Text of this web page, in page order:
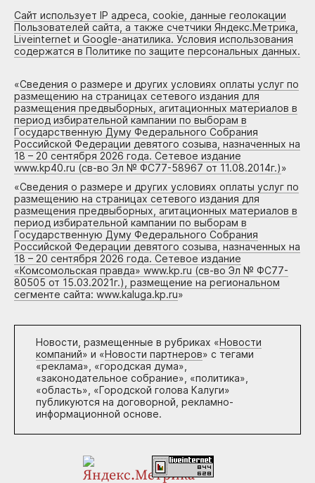
Сайт использует IP адреса, cookie, данные геолокации
Пользователей сайта, а также счетчики Яндекс.Метрика,
Liveinternet и Google-анатилика. Условия использования
содержатся в Политике по защите персональных данных.
«Сведения о размере и других условиях оплаты услуг по
размещению на страницах сетевого издания для
размещения предвыборных, агитационных материалов в
период избирательной кампании по выборам в
Государственную Думу Федерального Собрания
Российской Федерации девятого созыва, назначенных на
18 – 20 сентября 2026 года. Сетевое издание
www.kp40.ru (св-во Эл № ФС77-58967 от 11.08.2014г.)»
«Сведения о размере и других условиях оплаты услуг по
размещению на страницах сетевого издания для
размещения предвыборных, агитационных материалов в
период избирательной кампании по выборам в
Государственную Думу Федерального Собрания
Российской Федерации девятого созыва, назначенных на
18 – 20 сентября 2026 года. Сетевое издание
«Комсомольская правда» www.kp.ru (св-во Эл № ФС77-
80505 от 15.03.2021г.), размещение на региональном
сегменте сайта: www.kaluga.kp.ru»
Новости, размещенные в рубриках «Новости
компаний» и «Новости партнеров» с тегами
«реклама», «городская дума»,
«законодательное собрание», «политика»,
«область», «Городской голова Калуги»
публикуются на договорной, рекламно-
информационной основе.